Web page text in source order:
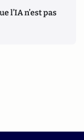
l’IA n’est pas